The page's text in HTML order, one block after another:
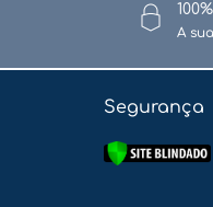
A
Segurança